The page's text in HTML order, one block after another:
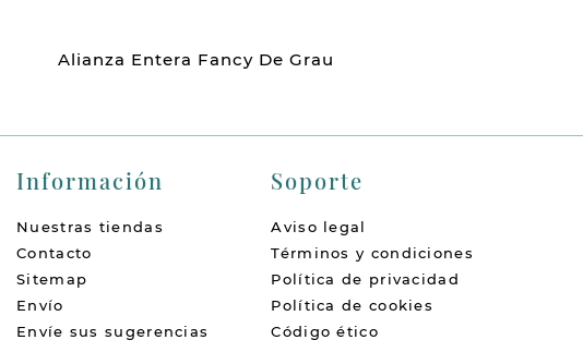
Alianza Entera Fancy De Grau
Información
Nuestras tiendas
Contacto
Sitemap
Envío
Envíe sus sugerencias
Soporte
Aviso legal
Términos y condiciones
Política de privacidad
Política de cookies
Código ético